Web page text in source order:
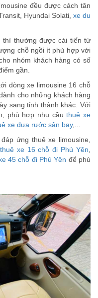
đều được cách tân
Hyundai Solati, xe du
thì thường được cải tiến từ
chỗ ngồi ít phù hợp với
nhóm khách hàng có số
gần.
dòng xe limousine 16 chỗ
cho những khách hàng
sang tỉnh thành khác. Với
phù hợp nhu cầuthuê xe
xe đưa rước sân bay,...
ứng thuê xe limousine,
thuê xe 16 chỗ đi Phú Yên
45 chỗ đi Phú Yên để phù